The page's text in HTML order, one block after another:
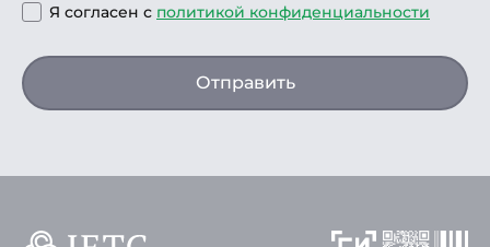
Я согласен с политикой конфиденциальности
Отправить